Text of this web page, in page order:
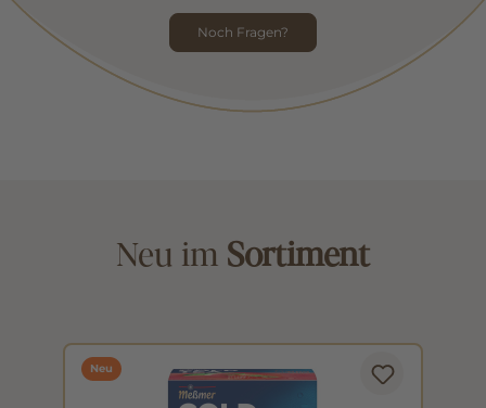
Noch Fragen?
Neu im Sortiment
Neu